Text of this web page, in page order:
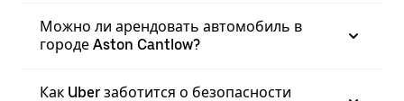
Можно ли арендовать автомобиль в
городе Aston Cantlow?
Как Uber заботится о безопасности